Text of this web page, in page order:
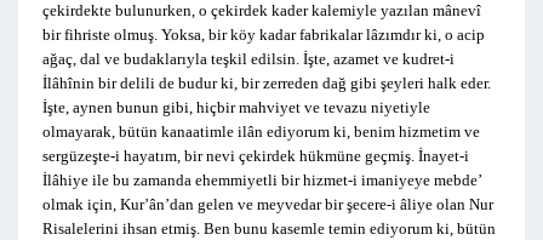
çekirdekte bulunurken, o çekirdek kader kalemiyle yazılan mânevî
bir fihriste olmuş. Yoksa, bir köy kadar fabrikalar lâzımdır ki, o acip
ağaç, dal ve budaklarıyla teşkil edilsin. İşte, azamet ve kudret-i
İlâhînin bir delili de budur ki, bir zerreden dağ gibi şeyleri halk eder.
İşte, aynen bunun gibi, hiçbir mahviyet ve tevazu niyetiyle
olmayarak, bütün kanaatimle ilân ediyorum ki, benim hizmetim ve
sergüzeşte-i hayatım, bir nevi çekirdek hükmüne geçmiş. İnayet-i
İlâhiye ile bu zamanda ehemmiyetli bir hizmet-i imaniyeye mebde’
olmak için, Kur’ân’dan gelen ve meyvedar bir şecere-i âliye olan Nur
Risalelerini ihsan etmiş. Ben bunu kasemle temin ediyorum ki, bütün